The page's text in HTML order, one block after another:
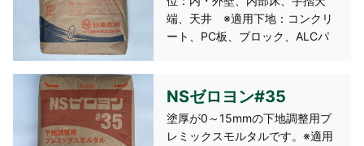
端、天井 ※適用下地：コンクリ
ート、PC板、ブロック、ALCパ
NSゼロヨン#35
塗厚が0～15mmの下地調整用プ
レミックスモルタルです。※適用